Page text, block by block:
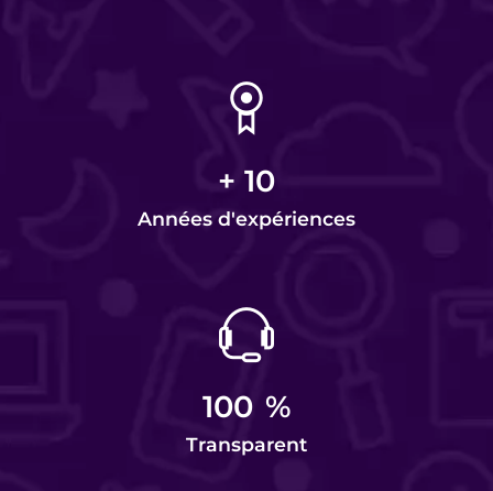
+ 10
Années d'expériences
100 %
Transparent